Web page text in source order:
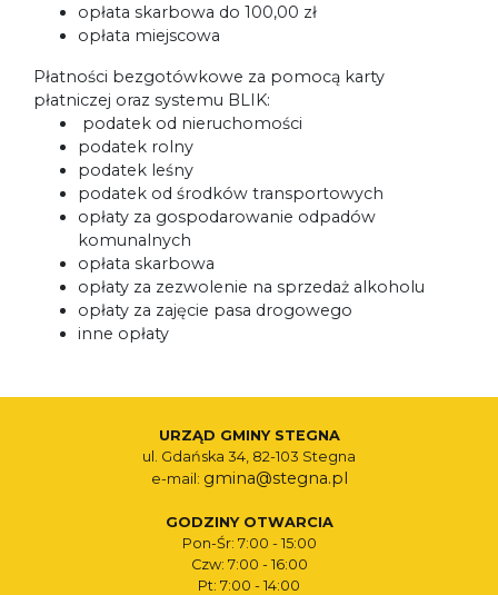
opłata skarbowa do 100,00 zł
opłata miejscowa
Płatności bezgotówkowe za pomocą karty
płatniczej oraz systemu BLIK:
podatek od nieruchomości
podatek rolny
podatek leśny
podatek od środków transportowych
opłaty za gospodarowanie odpadów
komunalnych
opłata skarbowa
opłaty za zezwolenie na sprzedaż alkoholu
opłaty za zajęcie pasa drogowego
inne opłaty
URZĄD GMINY STEGNA
ul. Gdańska 34, 82-103 Stegna
e-mail: gmina@stegna.pl
GODZINY OTWARCIA
Pon-Śr: 7:00 - 15:00
Czw: 7:00 - 16:00
Pt: 7:00 - 14:00